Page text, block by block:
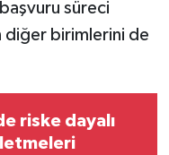
süreci
diğer birimlerini de
riske dayalı